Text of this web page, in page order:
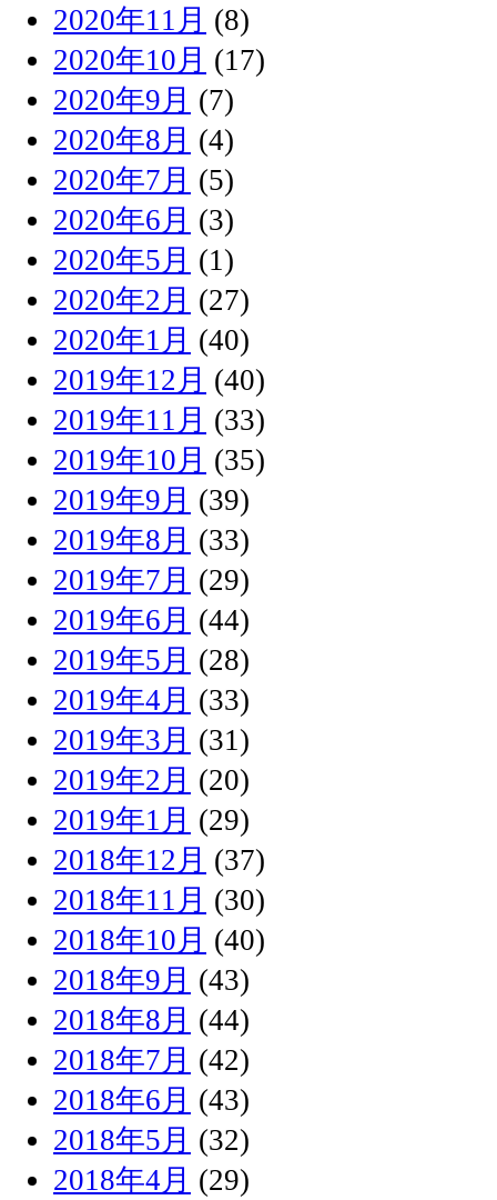
2020年11月 (8)
2020年10月 (17)
2020年9月 (7)
2020年8月 (4)
2020年7月 (5)
2020年6月 (3)
2020年5月 (1)
2020年2月 (27)
2020年1月 (40)
2019年12月 (40)
2019年11月 (33)
2019年10月 (35)
2019年9月 (39)
2019年8月 (33)
2019年7月 (29)
2019年6月 (44)
2019年5月 (28)
2019年4月 (33)
2019年3月 (31)
2019年2月 (20)
2019年1月 (29)
2018年12月 (37)
2018年11月 (30)
2018年10月 (40)
2018年9月 (43)
2018年8月 (44)
2018年7月 (42)
2018年6月 (43)
2018年5月 (32)
2018年4月 (29)